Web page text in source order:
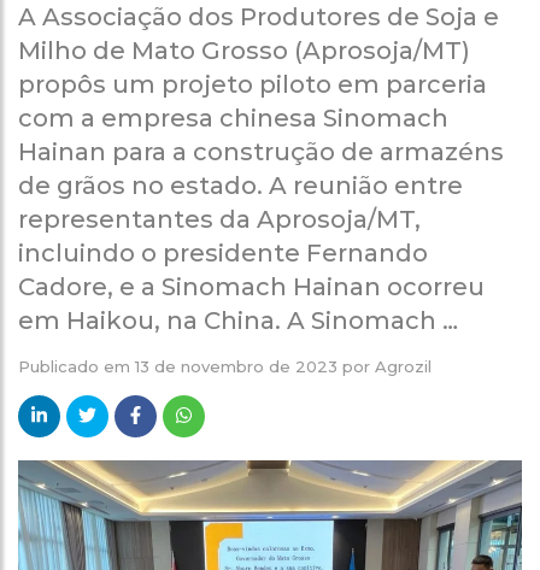
A Associação dos Produtores de Soja e
Milho de Mato Grosso (Aprosoja/MT)
propôs um projeto piloto em parceria
com a empresa chinesa Sinomach
Hainan para a construção de armazéns
de grãos no estado. A reunião entre
representantes da Aprosoja/MT,
incluindo o presidente Fernando
Cadore, e a Sinomach Hainan ocorreu
em Haikou, na China. A Sinomach …
Publicado em13 de novembro de 2023 por Agrozil